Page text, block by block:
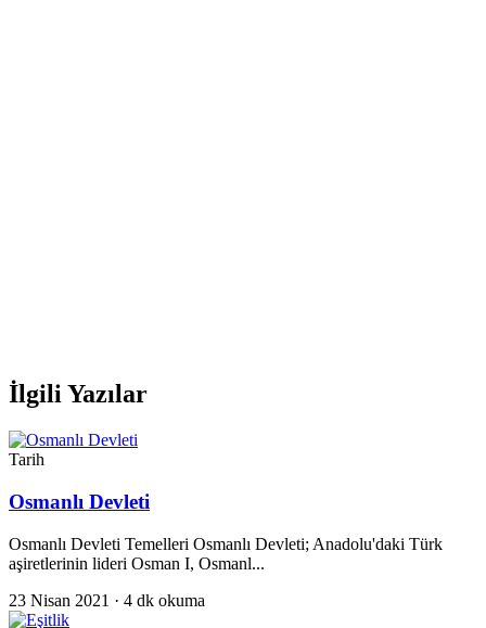
İlgili Yazılar
Tarih
Osmanlı Devleti
Osmanlı Devleti Temelleri Osmanlı Devleti; Anadolu'daki Türk
aşiretlerinin lideri Osman I, Osmanl...
23 Nisan 2021 · 4 dk okuma